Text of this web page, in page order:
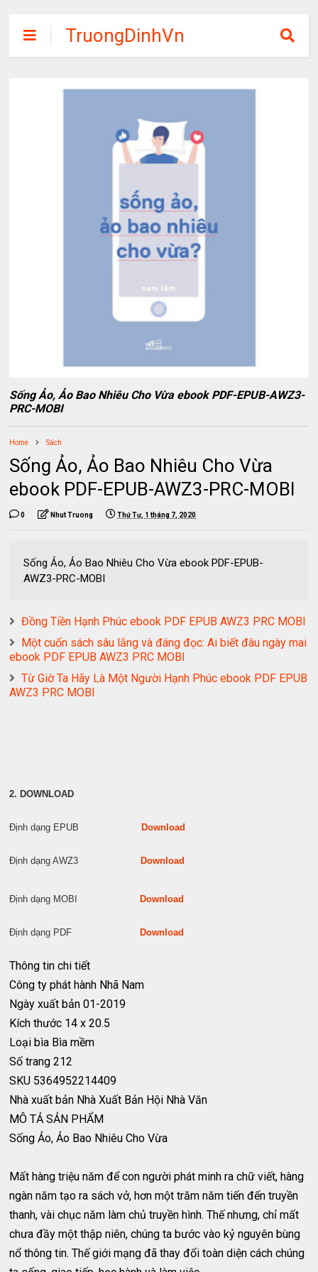
TruongDinhVn
Chia sẽ ebook,
tập miễn phí
Sống Ảo, Ảo Bao Nhiêu Cho Vừa ebook PDF-EPUB-AWZ3-
PRC-MOBI
Home Sách
Sống Ảo, Ảo Bao Nhiêu Cho Vừa
ebook PDF-EPUB-AWZ3-PRC-MOBI
0 Nhut Truong Thứ Tư, 1 tháng 7, 2020
Sống Ảo, Ảo Bao Nhiêu Cho Vừa ebook PDF-EPUB-
AWZ3-PRC-MOBI
Đồng Tiền Hạnh Phúc ebook PDF EPUB AWZ3 PRC MOBI
Một cuốn sách sâu lắng và đáng đọc: Ai biết đâu ngày mai
ebook PDF EPUB AWZ3 PRC MOBI
Từ Giờ Ta Hãy Là Một Người Hạnh Phúc ebook PDF EPUB
AWZ3 PRC MOBI
2. DOWNLOAD
Định dạng EPUB Download
Định dạng AWZ3 Download
Định dạng MOBI Download
Định dạng PDF Download
Thông tin chi tiết
Công ty phát hành Nhã Nam
Ngày xuất bản 01-2019
Kích thước 14 x 20.5
Loại bìa Bìa mềm
Số trang 212
SKU 5364952214409
Nhà xuất bản Nhà Xuất Bản Hội Nhà Văn
MÔ TẢ SẢN PHẨM
Sống Ảo, Ảo Bao Nhiêu Cho Vừa
Mất hàng triệu năm để con người phát minh ra chữ viết, hàng
ngàn năm tạo ra sách vở, hơn một trăm năm tiến đến truyền
thanh, vài chục năm làm chủ truyền hình. Thế nhưng, chỉ mất
chưa đầy một thập niên, chúng ta bước vào kỷ nguyên bùng
nổ thông tin. Thế giới mạng đã thay đổi toàn diện cách chúng